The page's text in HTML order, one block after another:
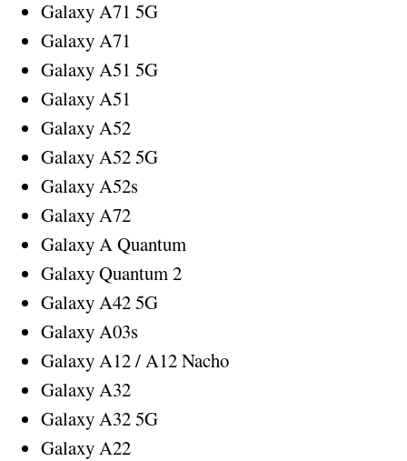
Galaxy A71 5G
Galaxy A71
Galaxy A51 5G
Galaxy A51
Galaxy A52
Galaxy A52 5G
Galaxy A52s
Galaxy A72
Galaxy A Quantum
Galaxy Quantum 2
Galaxy A42 5G
Galaxy A03s
Galaxy A12 / A12 Nacho
Galaxy A32
Galaxy A32 5G
Galaxy A22